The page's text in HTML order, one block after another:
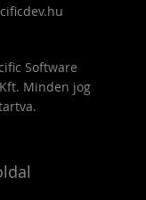
Software
Minden jog